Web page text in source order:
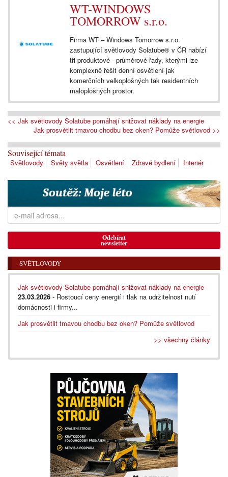
WT-WINDOWS
TOMORROW s.r.o.
Firma WT – Windows Tomorrow s.r.o.
zastupující světlovody Solatube® v ČR nabízí
tři produktové - průměrové řady, kterými lze
komplexně řešit denní osvětlení jak
komerčních velkoplošných tak residentních
maloplošných prostor.
<< Jak světlovody Solatube pomáhají snižovat náklady na energie
Jak prosvětlit tmavou chodbu bez oken? Pomůže světlovod >>
Související témata
Světlovody Světy světla Osvětlení Zdravé bydlení Interiér
Odebírat
newsletter
SVĚTLOVODY
Jak světlovody Solatube pomáhají snižovat náklady na energie
23.03.2026 - Rostoucí ceny energií i tlak na udržitelnost nutí
domácnosti i firmy...
Jak prosvětlit tmavou chodbu bez oken? Pomůže světlovod
>> všechny články